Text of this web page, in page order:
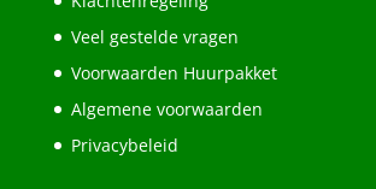
Veel gestelde vragen
Voorwaarden Huurpakket
Algemene voorwaarden
Privacybeleid